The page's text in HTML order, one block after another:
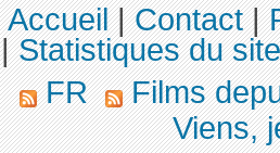
Accueil|Contact|
|Statistiques du site
FR
Films
Viens,